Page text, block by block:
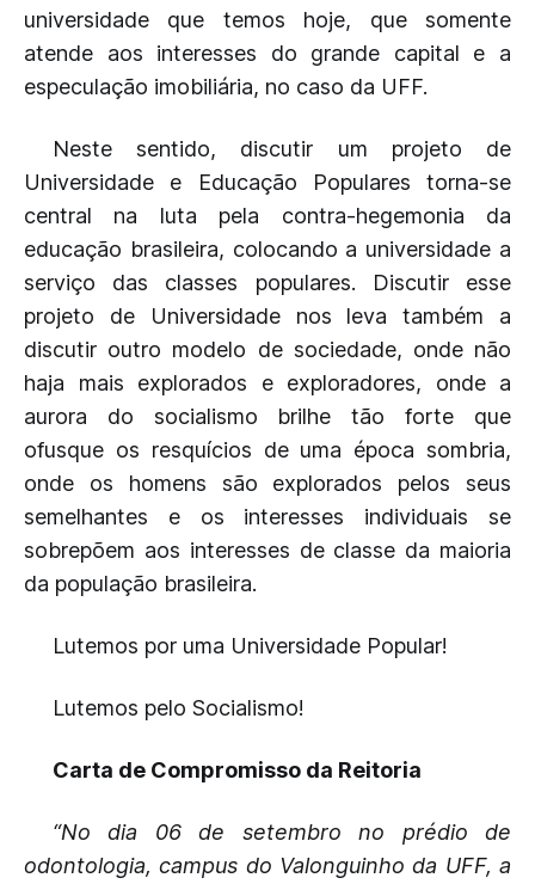
universidade que temos hoje, que somente
atende aos interesses do grande capital e a
especulação imobiliária, no caso da UFF.
Neste sentido, discutir um projeto de
Universidade e Educação Populares torna-se
central na luta pela contra-hegemonia da
educação brasileira, colocando a universidade a
serviço das classes populares. Discutir esse
projeto de Universidade nos leva também a
discutir outro modelo de sociedade, onde não
haja mais explorados e exploradores, onde a
aurora do socialismo brilhe tão forte que
ofusque os resquícios de uma época sombria,
onde os homens são explorados pelos seus
semelhantes e os interesses individuais se
sobrepõem aos interesses de classe da maioria
da população brasileira.
Lutemos por uma Universidade Popular!
Lutemos pelo Socialismo!
Carta de Compromisso da Reitoria
“No dia 06 de setembro no prédio de
odontologia, campus do Valonguinho da UFF, a